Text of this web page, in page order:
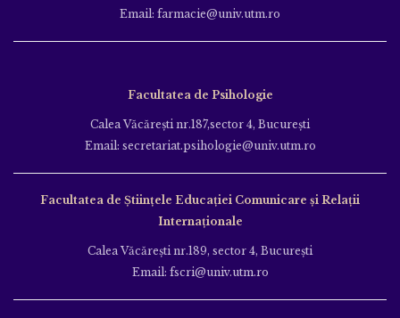
Email: farmacie@univ.utm.ro
Facultatea de Psihologie
Calea Văcăreşti nr.187,sector 4, Bucureşti
Email: secretariat.psihologie@univ.utm.ro
Facultatea de Ştiinţele Educației Comunicare și Relații
Internaționale
Calea Văcăreşti nr.189, sector 4, Bucureşti
Email: fscri@univ.utm.ro